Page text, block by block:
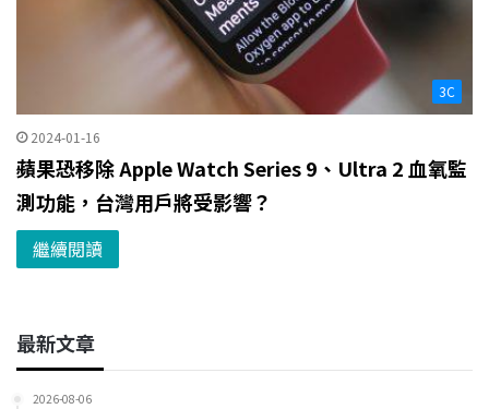
3C
2024-01-16
蘋果恐移除 Apple Watch Series 9、Ultra 2 血氧監
測功能，台灣用戶將受影響？
繼續閱讀
最新文章
2026-08-06